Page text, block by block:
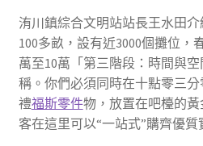
洧川鎮綜合文明站站長王水田
100多畝，設有近3000個攤位，
萬至10萬「第三階段：時間與
稱。你們必須同時在十點零三
禮福斯零件物，放置在吧檯的
客在這里可以“一站式”購齊優質